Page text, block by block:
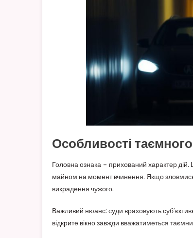
Особливості
Головна ознака – прихований характер
майном на момент вчинення. Якщо
викрадення чужого.
Важливий нюанс: суди враховують
відкрите вікно завжди вважатиметься